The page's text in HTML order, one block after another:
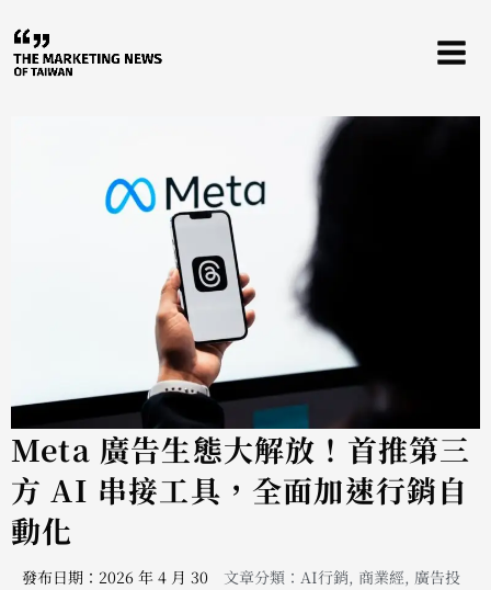
至
主
Meta 廣告生態大解放！首推第三
方 AI 串接工具，全面加速行銷自
動化
發布日期：2026 年 4 月 30
文章分類： AI行銷, 商業經, 廣告投